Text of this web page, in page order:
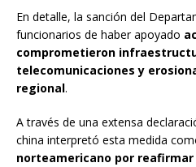
En detalle, la sanción del
funcionarios de haber apoyado
comprometieron
telecomunicaciones y
regional.
A través de una extensa
china interpretó esta medida
norteamericano por